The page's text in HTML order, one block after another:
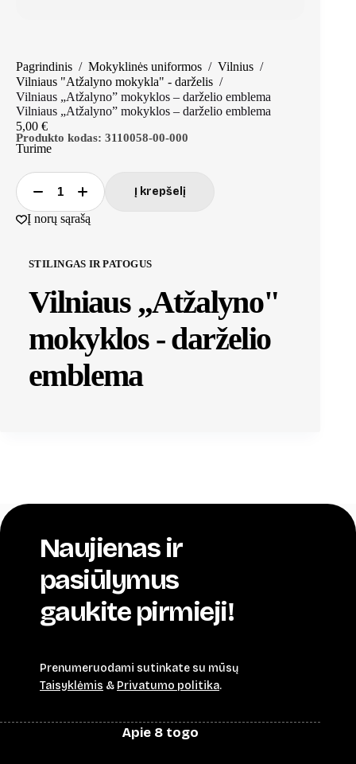
Pagrindinis / Mokyklinės uniformos / Vilnius /
Vilniaus "Atžalyno mokykla" - darželis /
Vilniaus „Atžalyno” mokyklos – darželio emblema
Vilniaus „Atžalyno” mokyklos – darželio emblema
Produkto kodas: 3110058-00-000
5,00 €
Turime
produkto
kiekis:
Vilniaus
-
emblema
Į krepšelį
Į norų sąrašą
STILINGAS IR PATOGUS
Vilniaus „Atžalyno"
mokyklos - darželio
emblema
Naujienas ir
pasiūlymus
gaukite pirmieji!
Prenumeruodami sutinkate su mūsų
Taisyklėmis & Privatumo politika.
Apie 8 togo